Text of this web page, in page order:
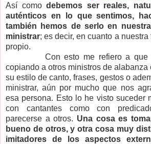
Así comodebemos ser reales,
auténticos en lo que sentimos,
también hemos de serlo en
ministrar; es decir, en cuanto a
propio.
Con esto me refiero a que no
copiando a otros ministros de alabanza
su estilo de canto, frases, gestos o
ministrar, aún por mucho que nos
esa persona. Esto lo he visto suceder
con cantantes como con
parecerse a otros. Una cosa es
bueno de otros, y otra cosa muy
imitadores de los aspectos